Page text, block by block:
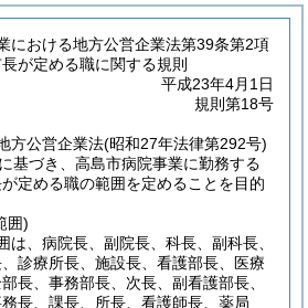
における地方公営企業法第39条第2項
が定める職に関する規則
平成23年4月1日
規則第18号
方公営企業法(昭和27年法律第292号)
基づき、高島市病院事業に勤務する
定める職の範囲を定めることを目的
囲)
は、病院長、副院長、科長、副科長、
診療所長、施設長、看護部長、医療
長、事務部長、次長、副看護部長、
長、課長、所長、看護師長、薬局